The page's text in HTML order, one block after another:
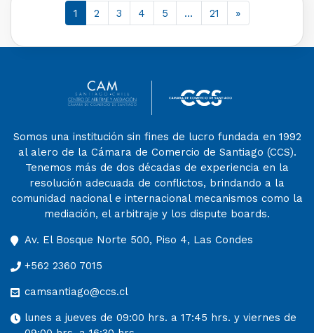
1 2 3 4 5 … 21 »
Somos una institución sin fines de lucro fundada en 1992
al alero de la Cámara de Comercio de Santiago (CCS).
Tenemos más de dos décadas de experiencia en la
resolución adecuada de conflictos, brindando a la
comunidad nacional e internacional mecanismos como la
mediación, el arbitraje y los dispute boards.
Av. El Bosque Norte 500, Piso 4, Las Condes
+562 2360 7015
camsantiago@ccs.cl
lunes a jueves de 09:00 hrs. a 17:45 hrs. y viernes de